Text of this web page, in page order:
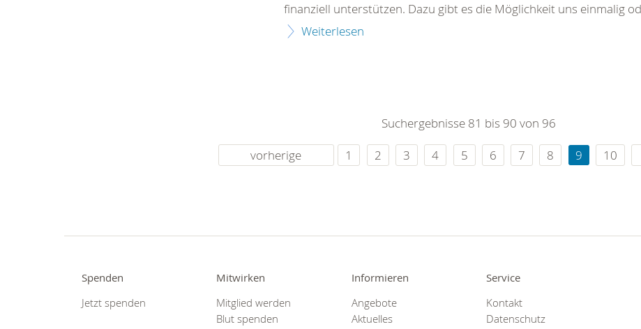
finanziell unterstützen. Dazu gibt es die Möglichkeit uns einmalig
Weiterlesen
Suchergebnisse 81 bis 90 von 96
vorherige
1 2 3 4 5 6 7 8 9 10
Spenden
Jetzt spenden
Mitwirken
Mitglied werden
Blut spenden
Informieren
Angebote
Aktuelles
Service
Kontakt
Datenschutz